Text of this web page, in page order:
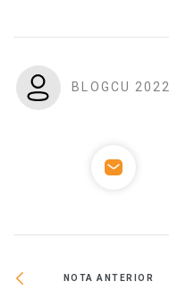
BLOGCU 2022
NOTA ANTERIOR